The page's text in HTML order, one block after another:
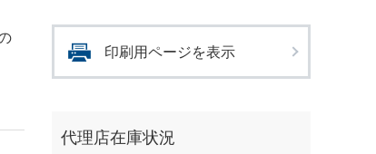
印刷用ページを表示
代理店在庫状況